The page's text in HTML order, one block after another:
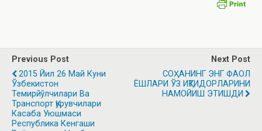
Previous Post
2015 Йил 26 Май Куни
Ўзбекистон
Темирйўлчилари Ва
Транспорт Қурувчилари
Касаба Уюшмаси
Республика Кенгаши
Next Post
СОҲАНИНГ ЭНГ ФАОЛ
ЁШЛАРИ ЎЗ ИҚТИДОРЛАРИНИ
НАМОЙИШ ЭТИШДИ